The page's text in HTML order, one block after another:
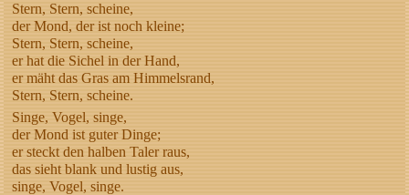
Stern, Stern, scheine,
der Mond, der ist noch kleine;
Stern, Stern, scheine,
er hat die Sichel in der Hand,
er mäht das Gras am Himmelsrand,
Stern, Stern, scheine.
Singe, Vogel, singe,
der Mond ist guter Dinge;
er steckt den halben Taler raus,
das sieht blank und lustig aus,
singe, Vogel, singe.